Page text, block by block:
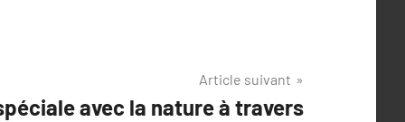
Article suivant
avec la nature à travers